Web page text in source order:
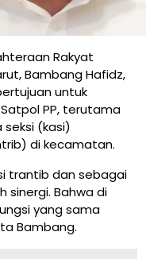
Rakyat
Bambang Hafidz,
untuk
PP, terutama
(kasi)
di kecamatan.
trantib dan sebagai
sinergi. Bahwa di
yang sama
Bambang.